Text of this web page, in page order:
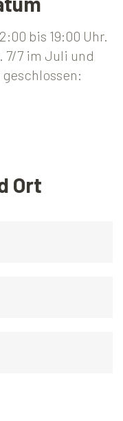
bis 19:00 Uhr.
7/7 im Juli und
Ort